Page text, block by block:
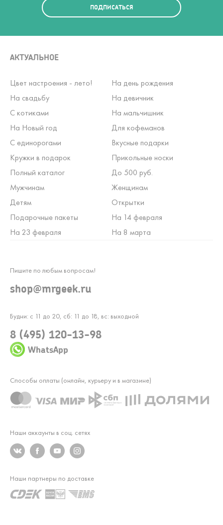
ПОДПИСАТЬСЯ
АКТУАЛЬНОЕ
Цвет настроения - лето!
На день рождения
На свадьбу
На девичник
С котиками
На мальчишник
На Новый год
Для кофеманов
С единорогами
Вкусные подарки
Кружки в подарок
Прикольные носки
Полный каталог
До 500 руб.
Мужчинам
Женщинам
Детям
Открытки
Подарочные пакеты
На 14 февраля
На 23 февраля
На 8 марта
Будни: с 11 до 20, сб: 11 до 18, вс: выходной
8 (495) 120-13-98
WhatsApp
Пишите по любым вопросам!
shop@mrgeek.ru
Наши аккаунты в соц. сетях
Способы оплаты (онлайн, курьеру и в магазине)
Наши партнеры по доставке